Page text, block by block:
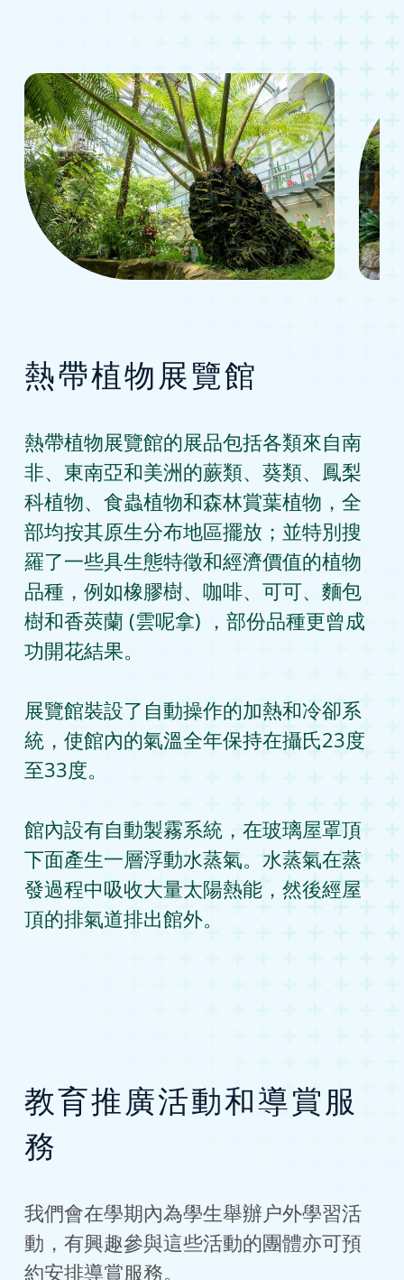
熱帶植物展覽館
熱帶植物展覽館的展品包括各類來自南
非、東南亞和美洲的蕨類、葵類、鳳梨
科植物、食蟲植物和森林賞葉植物，全
部均按其原生分布地區擺放；並特別搜
羅了一些具生態特徵和經濟價值的植物
品種，例如橡膠樹、咖啡、可可、麵包
樹和香莢蘭 (雲呢拿) ，部份品種更曾成
功開花結果。
展覽館裝設了自動操作的加熱和冷卻系
統，使館內的氣溫全年保持在攝氏23度
至33度。
館內設有自動製霧系統，在玻璃屋罩頂
下面產生一層浮動水蒸氣。水蒸氣在蒸
發過程中吸收大量太陽熱能，然後經屋
頂的排氣道排出館外。
教育推廣活動和導賞服
務
我們會在學期內為學生舉辦户外學習活
動，有興趣參與這些活動的團體亦可預
約安排導賞服務。